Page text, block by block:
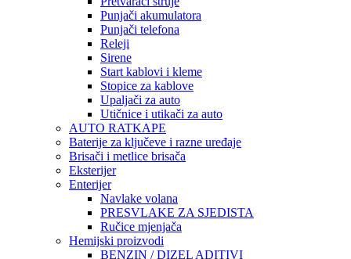
Punjači akumulatora
Punjači telefona
Releji
Sirene
Start kablovi i kleme
Stopice za kablove
Upaljači za auto
Utičnice i utikači za auto
AUTO RATKAPE
Baterije za ključeve i razne uređaje
Brisači i metlice brisača
Eksterijer
Enterijer
Navlake volana
PRESVLAKE ZA SJEDISTA
Ručice mjenjača
Hemijski proizvodi
BENZIN / DIZEL ADITIVI